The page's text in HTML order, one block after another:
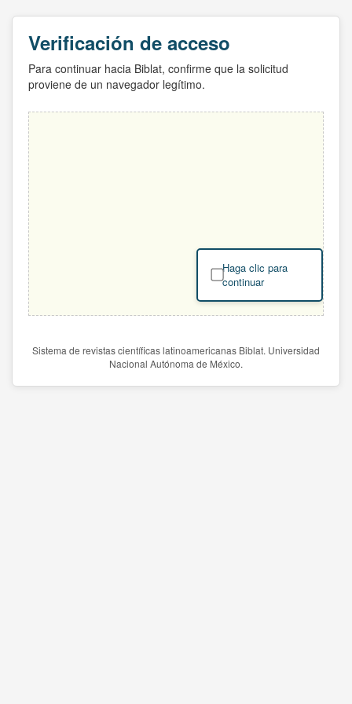
Verificación de acceso
Para continuar hacia Biblat, confirme que la solicitud
proviene de un navegador legítimo.
Haga clic para
continuar
Sistema de revistas científicas latinoamericanas Biblat. Universidad
Nacional Autónoma de México.